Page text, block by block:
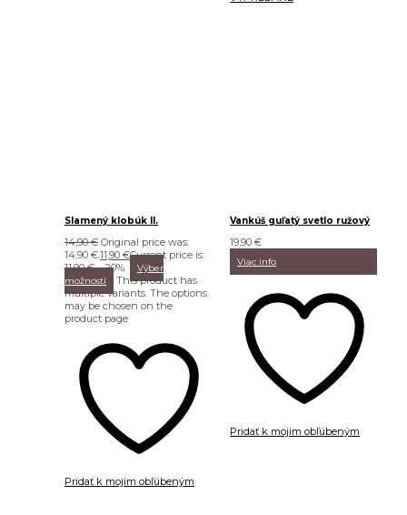
Slamený klobúk II.
14,90€ Original price was:
14,90 €.11,90 €Current price is:
11,90 €. -20%
Výber
možností
This product has
multiple variants. The options
may be chosen on the
product page
Pridať k mojim obľúbeným
Vankúš guľatý svetlo ružový
19,90€
Viac info
Pridať k mojim obľúbeným